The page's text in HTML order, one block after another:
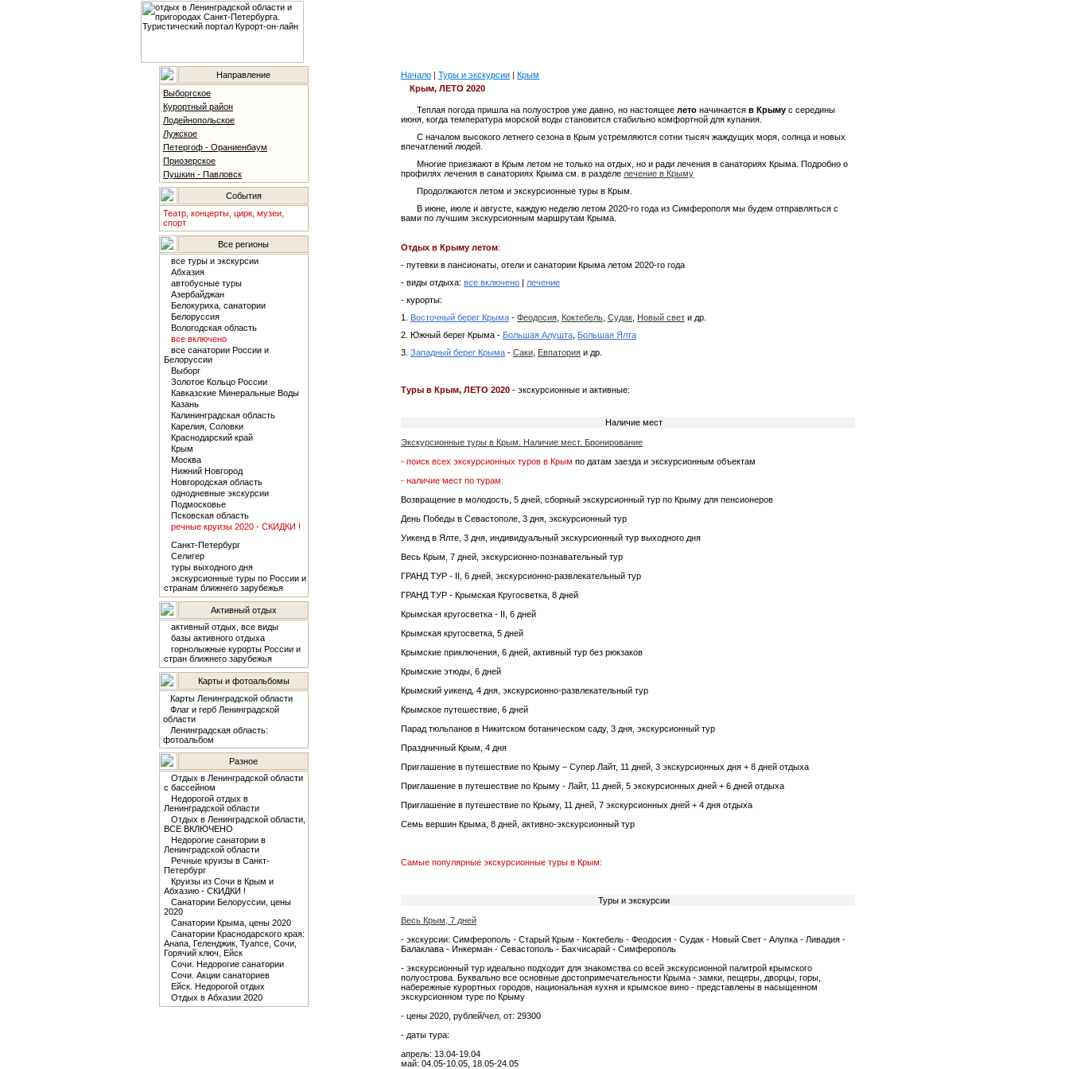
Направление
Выборгское
Курортный район
Лодейнопольское
Лужское
Петергоф - Ораниенбаум
Приозерское
Пушкин - Павловск
События
Театр, концерты, цирк, музеи,
спорт
Все регионы
все туры и экскурсии
Абхазия
автобусные туры
Азербайджан
Белокуриха, санатории
Белоруссия
Вологодская область
все включено
все санатории России и
Белоруссии
Выборг
Золотое Кольцо России
Кавказские Минеральные Воды
Казань
Калининградская область
Карелия, Соловки
Краснодарский край
Крым
Москва
Нижний Новгород
Новгородская область
однодневные экскурсии
Подмосковье
Псковская область
речные круизы 2020 - СКИДКИ !
Санкт-Петербург
Селигер
туры выходного дня
экскурсионные туры по России и
странам ближнего зарубежья
Активный отдых
активный отдых, все виды
базы активного отдыха
горнолыжные курорты России и
стран ближнего зарубежья
Карты и фотоальбомы
Карты Ленинградской области
Флаг и герб Ленинградской
области
Ленинградская область:
фотоальбом
Разное
Отдых в Ленинградской области
с бассейном
Недорогой отдых в
Ленинградской области
Отдых в Ленинградской области,
ВСЕ ВКЛЮЧЕНО
Недорогие санатории в
Ленинградской области
Речные круизы в Санкт-
Петербург
Круизы из Сочи в Крым и
Абхазию - СКИДКИ !
Санатории Белоруссии, цены
2020
Санатории Крыма, цены 2020
Санатории Краснодарского края:
Анапа, Геленджик, Туапсе, Сочи,
Горячий ключ, Ейск
Сочи. Недорогие санатории
Сочи. Акции санаториев
Ейск. Недорогой отдых
Отдых в Абхазии 2020
Начало | Туры и экскурсии | Крым
Крым, ЛЕТО 2020
Теплая погода пришла на полуостров уже давно, но настоящее лето начинается в Крыму с середины
июня, когда температура морской воды становится стабильно комфортной для купания.
С началом высокого летнего сезона в Крым устремляются сотни тысяч жаждущих моря, солнца и новых
впечатлений людей.
Многие приезжают в Крым летом не только на отдых, но и ради лечения в санаториях Крыма. Подробно о
профилях лечения в санаториях Крыма см. в разделе лечение в Крыму
Продолжаются летом и экскурсионные туры в Крым.
В июне, июле и августе, каждую неделю летом 2020-го года из Симферополя мы будем отправляться с
вами по лучшим экскурсионным маршрутам Крыма.
Отдых в Крыму летом:
- путевки в пансионаты, отели и санатории Крыма летом 2020-го года
- виды отдыха: все включено | лечение
- курорты:
1. Восточный берег Крыма - Феодосия Коктебель Судак Новый свет и др.
2. Южный берег Крыма - Большая Алушта Большая Ялта
3. Западный берег Крыма - Саки Евпатория и др.
Туры в Крым, ЛЕТО 2020 - экскурсионные и активные:
Наличие мест
Экскурсионные туры в Крым. Наличие мест. Бронирование
- поиск всех экскурсионных туров в Крым по датам заезда и экскурсионным объектам
- наличие мест по турам:
Возвращение в молодость, 5 дней, сборный экскурсионный тур по Крыму для пенсионеров
День Победы в Севастополе, 3 дня, экскурсионный тур
Уикенд в Ялте, 3 дня, индивидуальный экскурсионный тур выходного дня
Весь Крым, 7 дней, экскурсионно-познавательный тур
ГРАНД ТУР - II, 6 дней, экскурсионно-развлекательный тур
ГРАНД ТУР - Крымская Кругосветка, 8 дней
Крымская кругосветка - II, 6 дней
Крымская кругосветка, 5 дней
Крымские приключения, 6 дней, активный тур без рюкзаков
Крымские этюды, 6 дней
Крымский уикенд, 4 дня, экскурсионно-развлекательный тур
Крымское путешествие, 6 дней
Парад тюльпанов в Никитском ботаническом саду, 3 дня, экскурсионный тур
Праздничный Крым, 4 дня
Приглашение в путешествие по Крыму ‒ Супер Лайт, 11 дней, 3 экскурсионных дня + 8 дней отдыха
Приглашение в путешествие по Крыму - Лайт, 11 дней, 5 экскурсионных дней + 6 дней отдыха
Приглашение в путешествие по Крыму, 11 дней, 7 экскурсионных дней + 4 дня отдыха
Семь вершин Крыма, 8 дней, активно-экскурсионный тур
Самые популярные экскурсионные туры в Крым:
Туры и экскурсии
Весь Крым, 7 дней
- экскурсии: Симферополь - Старый Крым - Коктебель - Феодосия - Судак - Новый Свет - Алупка - Ливадия -
Балаклава - Инкерман - Севастополь - Бахчисарай - Симферополь
- экскурсионный тур идеально подходит для знакомства со всей экскурсионной палитрой крымского
полуострова. Буквально все основные достопримечательности Крыма - замки, пещеры, дворцы, горы,
набережные курортных городов, национальная кухня и крымское вино - представлены в насыщенном
экскурсионном туре по Крыму
- цены 2020, рублей/чел, от: 29300
- даты тура:
апрель: 13.04-19.04
май: 04.05-10.05, 18.05-24.05